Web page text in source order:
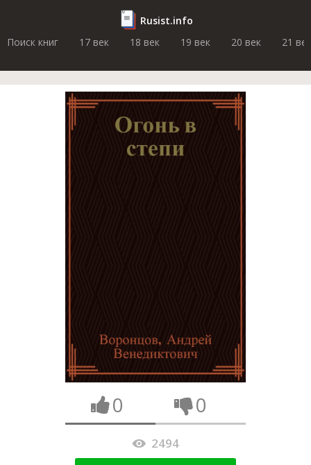
Rusist.info
Поиск книг
17 век 18 век 19 век 20 век 21 век
0 0
2494